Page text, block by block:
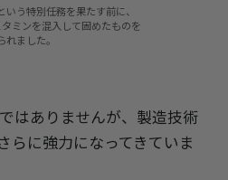
う特別任務を果たす前に、
ミンを混入して固めたものを
れました。
はありませんが、製造技術
らに強力になってきていま